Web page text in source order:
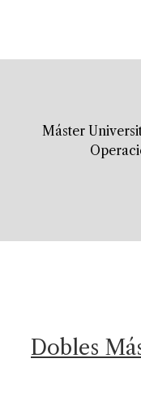
Máster
Dobles